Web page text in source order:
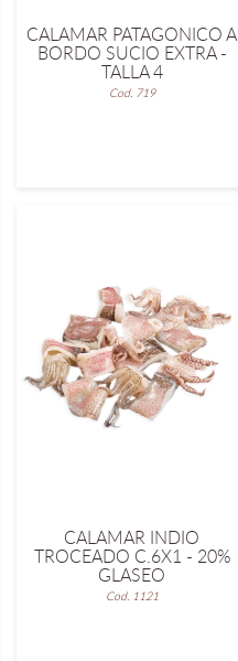
CALAMAR PATAGONICO A
BORDO SUCIO EXTRA -
TALLA 4
Cod. 719
CALAMAR INDIO
TROCEADO C.6X1 - 20%
GLASEO
Cod. 1121